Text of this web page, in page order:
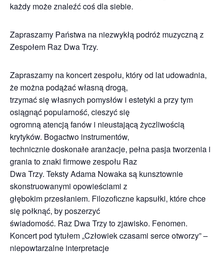
każdy może znaleźć coś dla siebie.
Zapraszamy Państwa na niezwykłą podróż muzyczną z
Zespołem Raz Dwa Trzy.
Zapraszamy na koncert zespołu, który od lat udowadnia,
że można podążać własną drogą,
trzymać się własnych pomysłów i estetyki a przy tym
osiągnąć popularność, cieszyć się
ogromną atencją fanów i nieustającą życzliwością
krytyków. Bogactwo instrumentów,
technicznie doskonałe aranżacje, pełna pasja tworzenia i
grania to znaki firmowe zespołu Raz
Dwa Trzy. Teksty Adama Nowaka są kunsztownie
skonstruowanymi opowieściami z
głębokim przesłaniem. Filozoficzne kapsułki, które chce
się połknąć, by poszerzyć
świadomość. Raz Dwa Trzy to zjawisko. Fenomen.
Koncert pod tytułem „Człowiek czasami serce otworzy” –
niepowtarzalne interpretacje